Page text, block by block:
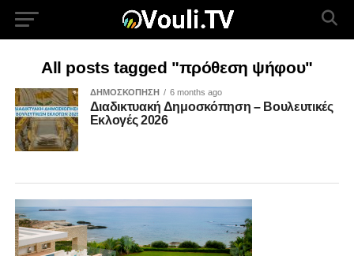
All posts tagged "πρόθεση ψήφου"
ΔΗΜΟΣΚΟΠΗΣΗ 6 months ago
Διαδικτυακή Δημοσκόπηση – Βουλευτικές
Εκλογές 2026